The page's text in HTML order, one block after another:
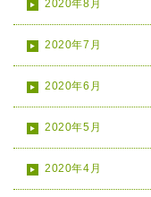
2020年8月
2020年7月
2020年6月
2020年5月
2020年4月